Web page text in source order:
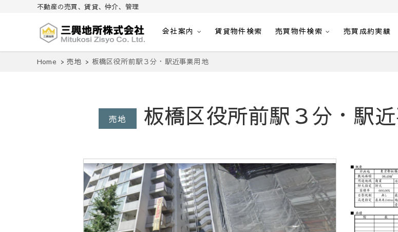
不動産の売買、賃貸、仲介、管理
三興地所株式会社
不動産の売買、賃貸、仲介、管理
会社案内 賃貸物件検索 売買物件検索 売買成約実績
Home 売地 板橋区役所前駅３分・駅近事業用地
売地 板橋区役所前駅３分・駅